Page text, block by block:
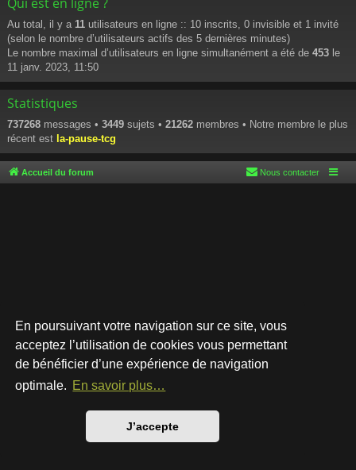
En poursuivant votre navigation sur ce site, vous
acceptez l’utilisation de cookies vous permettant
de bénéficier d’une expérience de navigation
optimale. En savoir plus…
J’accepte
Au total, il y a 11 utilisateurs en ligne :: 10 inscrits, 0 invisible et 1 invité
(selon le nombre d’utilisateurs actifs des 5 dernières minutes)
Le nombre maximal d’utilisateurs en ligne simultanément a été de 453 le
11 janv. 2023, 11:50
Statistiques
737268 messages • 3449 sujets • 21262 membres • Notre membre le plus
récent est la-pause-tcg
Accueil du forum Nous contacter
Développé parphpBB® Forum Software © phpBB Limited
Style par
Traduction française officielle